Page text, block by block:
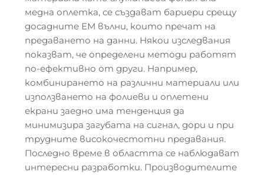
медна оплетка, се създават бариери срещу
досадните ЕМ вълни, които пречат на
предаването на данни. Някои изследвания
показват, че определени методи работят
по-ефективно от други. Например,
комбинирането на различни материали или
използването на фолиеви и оплетени
екрани заедно има тенденция да
минимизира загубата на сигнал, дори и при
трудните високочестотни предавания.
Последно време в областта се наблюдават
интересни разработки. Производителите